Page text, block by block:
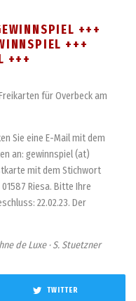
+++
+++
+++
für Overbeck am
Sie eine E-Mail mit dem
an: gewinnspiel (at)
mit dem Stichwort
Riesa. Bitte Ihre
22.02.23. Der
de Luxe · S. Stuetzner
TWITTER